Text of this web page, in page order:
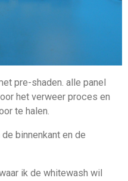
pre-shaden. alle panel
het verweer proces en
te halen.
binnenkant en de
ik de whitewash wil